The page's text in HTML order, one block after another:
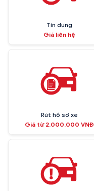
Tín dụng
Giá liên hệ
Rút hồ sơ xe
Giá từ 2.000.000 VNĐ